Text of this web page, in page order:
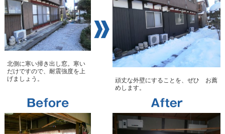
北側に寒い掃き出し窓。寒い
だけですので、耐震強度を上
げましょう。
頑丈な外壁にすることを、ぜひ お薦
めします。